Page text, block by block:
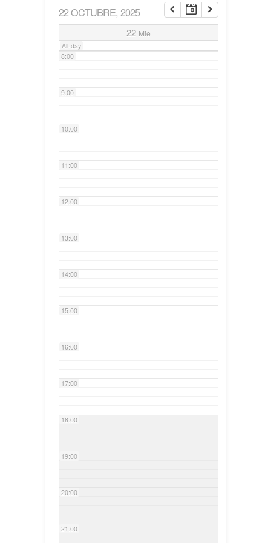
22 OCTUBRE, 2025
22 Mie
All-day
7:00
8:00
9:00
10:00
11:00
12:00
13:00
14:00
15:00
16:00
17:00
18:00
19:00
20:00
21:00